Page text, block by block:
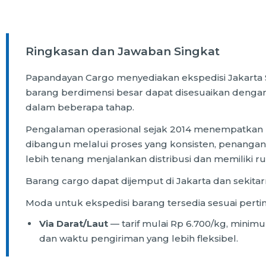
Ringkasan dan Jawaban Singkat
Papandayan Cargo menyediakan ekspedisi
barang berdimensi besar dapat disesuaikan
dalam beberapa tahap.
Pengalaman operasional sejak 2014
dibangun melalui proses yang konsisten,
lebih tenang menjalankan distribusi dan memiliki
Barang cargo dapat dijemput di Jakarta dan
Moda untuk ekspedisi barang tersedia sesuai
Via Darat/Laut — tarif mulai Rp 6.700/kg,
dan waktu pengiriman yang lebih fleksibel.